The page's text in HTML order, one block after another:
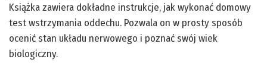
Książka zawiera dokładne instrukcje, jak wykonać domowy
test wstrzymania oddechu. Pozwala on w prosty sposób
ocenić stan układu nerwowego i poznać swój wiek
biologiczny.